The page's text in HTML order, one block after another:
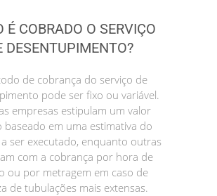
É COBRADO O SERVIÇO
DESENTUPIMENTO?
de cobrança do serviço de
pode ser fixo ou variável.
empresas estipulam um valor
baseado em uma estimativa do
ser executado, enquanto outras
com a cobrança por hora de
ou por metragem em caso de
de tubulações mais extensas.